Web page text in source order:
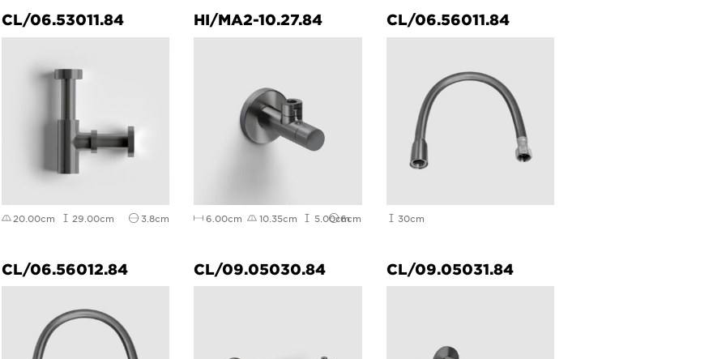
CL/06.53011.84
20.00cm 29.00cm 3.8cm
HI/MA2-10.27.84
6.00cm 10.35cm 5.00cm6cm
CL/06.56011.84
30cm
CL/06.56012.84 CL/09.05030.84 CL/09.05031.84